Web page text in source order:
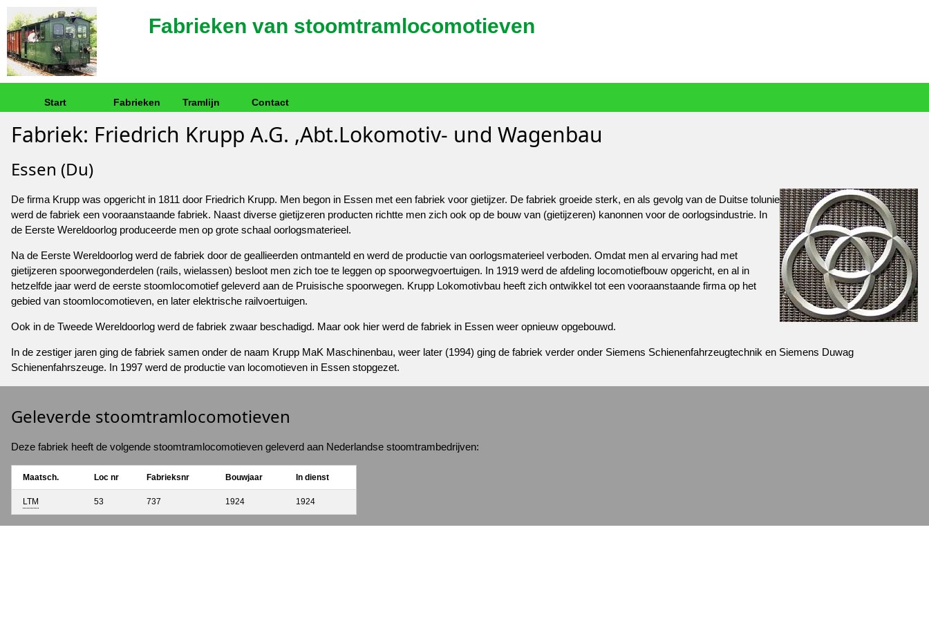
Fabrieken van stoomtramlocomotieven
Start Fabrieken Tramlijn Contact
Fabriek: Friedrich Krupp A.G. ,Abt.Lokomotiv- und Wagenbau
Essen (Du)
De firma Krupp was opgericht in 1811 door Friedrich Krupp. Men begon in Essen met een fabriek voor gietijzer. De fabriek groeide sterk, en als gevolg van de Duitse tolunie
werd de fabriek een vooraanstaande fabriek. Naast diverse gietijzeren producten richtte men zich ook op de bouw van (gietijzeren) kanonnen voor de oorlogsindustrie. In
de Eerste Wereldoorlog produceerde men op grote schaal oorlogsmaterieel.
Na de Eerste Wereldoorlog werd de fabriek door de geallieerden ontmanteld en werd de productie van oorlogsmaterieel verboden. Omdat men al ervaring had met
gietijzeren spoorwegonderdelen (rails, wielassen) besloot men zich toe te leggen op spoorwegvoertuigen. In 1919 werd de afdeling locomotiefbouw opgericht, en al in
hetzelfde jaar werd de eerste stoomlocomotief geleverd aan de Pruisische spoorwegen. Krupp Lokomotivbau heeft zich ontwikkel tot een vooraanstaande firma op het
gebied van stoomlocomotieven, en later elektrische railvoertuigen.
Ook in de Tweede Wereldoorlog werd de fabriek zwaar beschadigd. Maar ook hier werd de fabriek in Essen weer opnieuw opgebouwd.
In de zestiger jaren ging de fabriek samen onder de naam Krupp MaK Maschinenbau, weer later (1994) ging de fabriek verder onder Siemens Schienenfahrzeugtechnik en Siemens Duwag
Schienenfahrszeuge. In 1997 werd de productie van locomotieven in Essen stopgezet.
Geleverde stoomtramlocomotieven
Deze fabriek heeft de volgende stoomtramlocomotieven geleverd aan Nederlandse stoomtrambedrijven:
Maatsch. Loc nr Fabrieksnr Bouwjaar In dienst
LTM 53 737 1924 1924